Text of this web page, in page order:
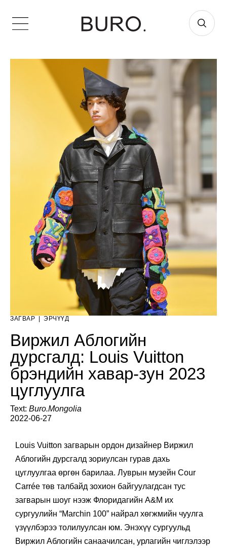
ЗАГВАР ЭРЧҮҮД
Виржил Аблогийн
дурсгалд: Louis Vuitton
брэндийн хавар-зун 2023
цуглуулга
Text: Buro.Mongolia
2022-06-27
Louis Vuitton загварын ордон дизайнер Виржил
Аблогийн дурсгалд зориулсан гурав дахь
цуглуулгаа өргөн барилаа. Луврын музейн Cour
Carrée төв талбайд зохион байгуулагдсан тус
загварын шоуг нээж Флоридагийн A&M их
сургуулийн “Marchin 100” найрал хөгжмийн чуулга
үзүүлбэрээ толилуулсан юм. Энэхүү сургуульд
Виржил Аблогийн санаачилсан, урлагийн чиглэлээр